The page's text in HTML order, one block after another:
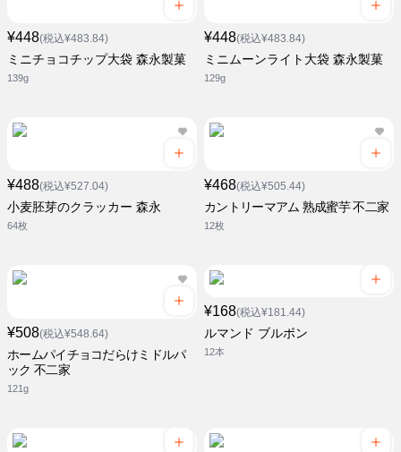
¥448(税込¥483.84)
ミニチョコチップ大袋 森永製菓
139g
¥448(税込¥483.84)
ミニムーンライト大袋 森永製菓
129g
¥488(税込¥527.04)
小麦胚芽のクラッカー 森永
64枚
¥468(税込¥505.44)
カントリーマアム 熟成蜜芋 不二家
12枚
¥508(税込¥548.64)
ホームパイチョコだらけミドルパ
ック 不二家
121g
¥168(税込¥181.44)
ルマンド ブルボン
12本